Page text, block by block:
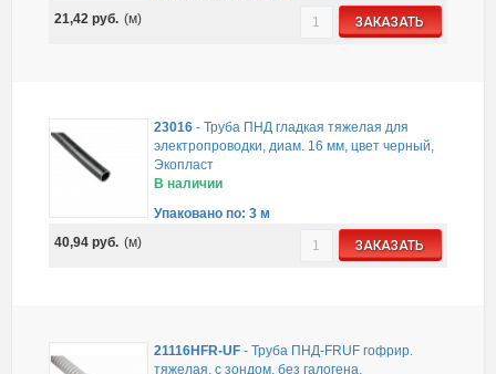
21,42руб. (м) ЗАКАЗАТЬ
23016 -Труба ПНД гладкая тяжелая для
электропроводки, диам. 16 мм, цвет черный,
Экопласт
В наличии
Упаковано по: 3 м
40,94руб. (м) ЗАКАЗАТЬ
21116HFR-UF -Труба ПНД-FRUF гофрир.
тяжелая, с зондом, без галогена,